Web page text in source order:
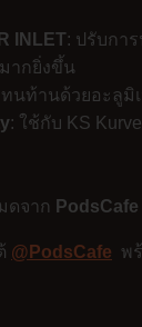
INLET: ปรับกา
ากยิ่งขึ้น
ทนท้านด้วยอะลูมิ
: ใช้กับ KS
ดจาก PodsCafe
@PodsCafe พ